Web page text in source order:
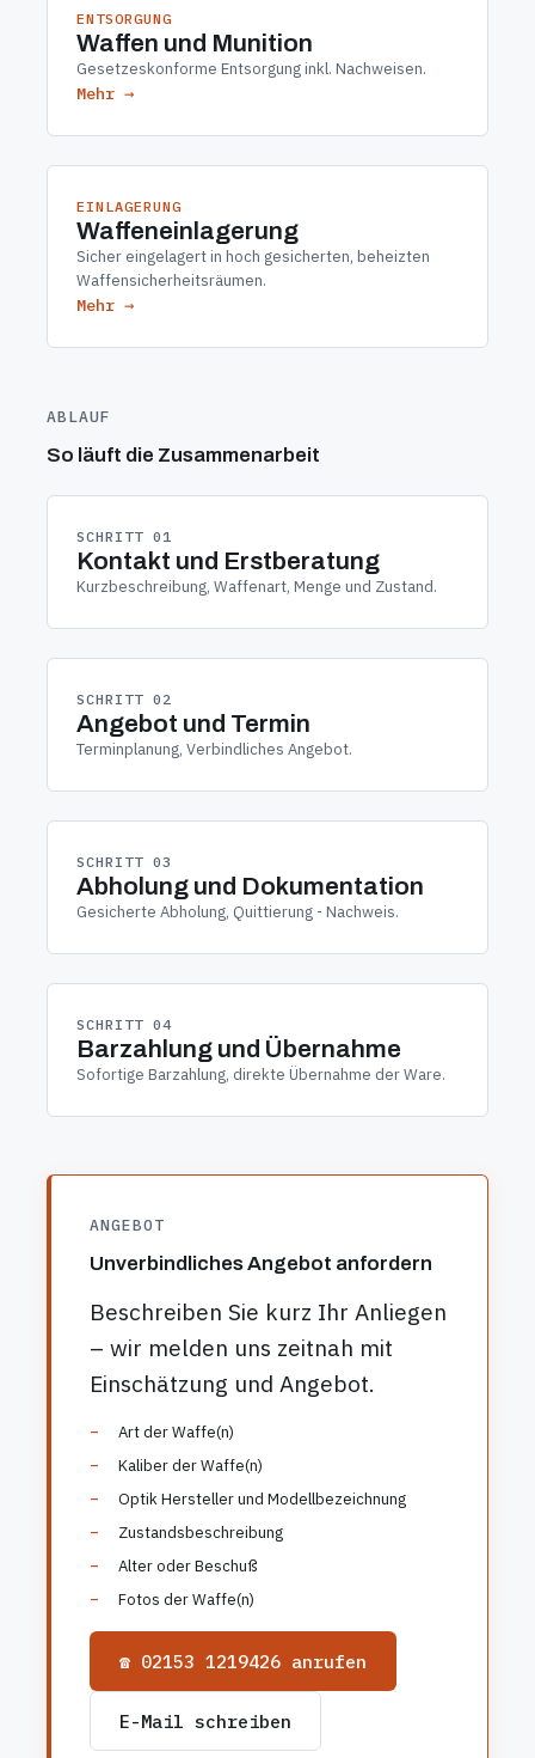
ENTSORGUNG
Waffen und Munition
Gesetzeskonforme Entsorgung inkl. Nachweisen.
Mehr →
EINLAGERUNG
Waffeneinlagerung
Sicher eingelagert in hoch gesicherten, beheizten
Waffensicherheitsräumen.
Mehr →
ABLAUF
So läuft die Zusammenarbeit
SCHRITT 01
Kontakt und Erstberatung
Kurzbeschreibung, Waffenart, Menge und Zustand.
SCHRITT 02
Angebot und Termin
Terminplanung, Verbindliches Angebot.
SCHRITT 03
Abholung und Dokumentation
Gesicherte Abholung, Quittierung - Nachweis.
SCHRITT 04
Barzahlung und Übernahme
Sofortige Barzahlung, direkte Übernahme der Ware.
ANGEBOT
Unverbindliches Angebot anfordern
Beschreiben Sie kurz Ihr Anliegen
– wir melden uns zeitnah mit
Einschätzung und Angebot.
Art der Waffe(n)
Kaliber der Waffe(n)
Optik Hersteller und Modellbezeichnung
Zustandsbeschreibung
Alter oder Beschuß
Fotos der Waffe(n)
☎ 02153 1219426 anrufen
E-Mail schreiben